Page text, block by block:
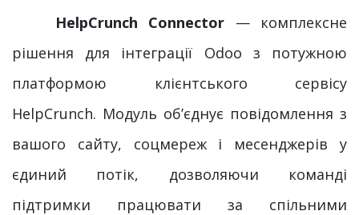
HelpCrunch Connector — комплексне
рішення для інтеграції Odoo з потужною
платформою клієнтського сервісу
HelpCrunch. Модуль об’єднує повідомлення з
вашого сайту, соцмереж і месенджерів у
єдиний потік, дозволяючи команді
підтримки працювати за спільними